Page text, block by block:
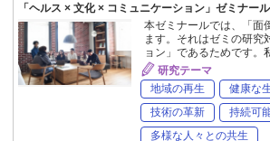
「ヘルス × 文化 × コミュニケーション」ゼミナール
本ゼミナールでは、「面
ます。それはゼミの研究
ョン」であるためです
研究テーマ
地域の再生
健康な
技術の革新
持続可
多様な人々との共生